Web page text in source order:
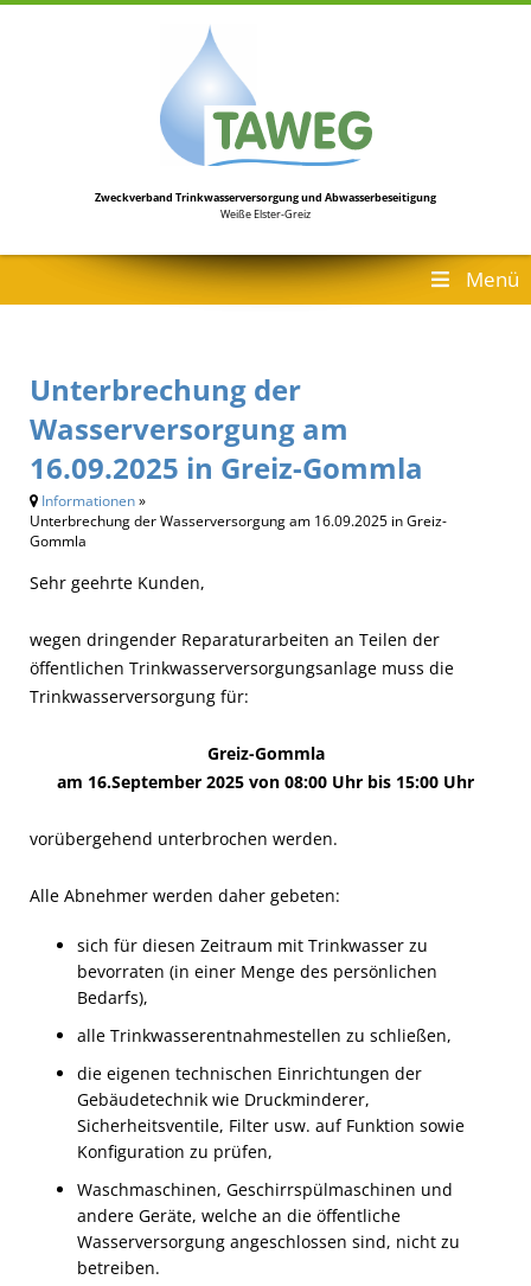
Zweckverband Trinkwasserversorgungund Abwasserbeseitigung
Weiße Elster-Greiz
Menü
Unterbrechung der
Wasserversorgung am
16.09.2025 in Greiz-Gommla
Informationen»
Unterbrechung der Wasserversorgung am 16.09.2025 in Greiz-
Gommla
Sehr geehrte Kunden,
wegen dringender Reparaturarbeiten an Teilen der
öffentlichen Trinkwasserversorgungsanlage muss die
Trinkwasserversorgung für:
Greiz-Gommla
am 16.September 2025 von 08:00 Uhr bis 15:00 Uhr
vorübergehend unterbrochen werden.
Alle Abnehmer werden daher gebeten:
sich für diesen Zeitraum mit Trinkwasser zu
bevorraten (in einer Menge des persönlichen
Bedarfs),
alle Trinkwasserentnahmestellen zu schließen,
die eigenen technischen Einrichtungen der
Gebäudetechnik wie Druckminderer,
Sicherheitsventile, Filter usw. auf Funktion sowie
Konfiguration zu prüfen,
Waschmaschinen, Geschirrspülmaschinen und
andere Geräte, welche an die öffentliche
Wasserversorgung angeschlossen sind, nicht zu
betreiben.